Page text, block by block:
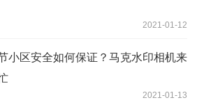
2021-01-12
小区安全如何保证？马克水印相机来
2021-01-13